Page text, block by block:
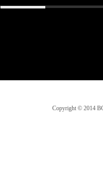
Copyright © 2014